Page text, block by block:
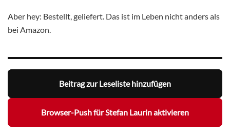
Aber hey: Bestellt, geliefert. Das ist im Leben nicht anders als
bei Amazon.
Beitrag zur Leseliste hinzufügen
Browser-Push für Stefan Laurin aktivieren